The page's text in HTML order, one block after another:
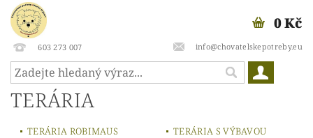
603 273 007 info@chovatelskepotreby.eu
0 Kč
TERÁRIA
TERÁRIA ROBIMAUS
TERÁRIA S VÝBAVOU